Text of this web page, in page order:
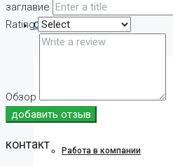
О компании
Работа в компании
заглавие
Rating
Обзор
добавить отзыв
контакт